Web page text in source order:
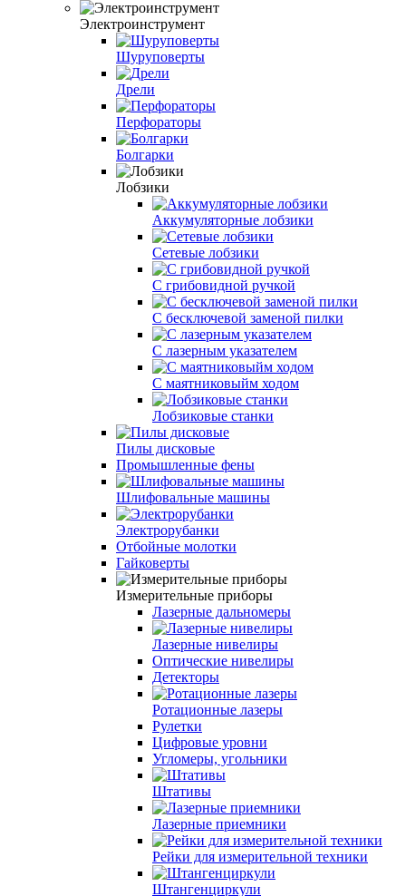
Электроинструмент
Шуруповерты
Дрели
Перфораторы
Болгарки
Лобзики
Аккумуляторные лобзики
Сетевые лобзики
C грибовидной ручкой
С бесключевой заменой пилки
С лазерным указателем
С маятниковыйм ходом
Лобзиковые станки
Пилы дисковые
Промышленные фены
Шлифовальные машины
Электрорубанки
Отбойные молотки
Гайковерты
Измерительные приборы
Лазерные дальномеры
Лазерные нивелиры
Оптические нивелиры
Детекторы
Ротационные лазеры
Рулетки
Цифровые уровни
Угломеры, угольники
Штативы
Лазерные приемники
Рейки для измерительной техники
Штангенциркули